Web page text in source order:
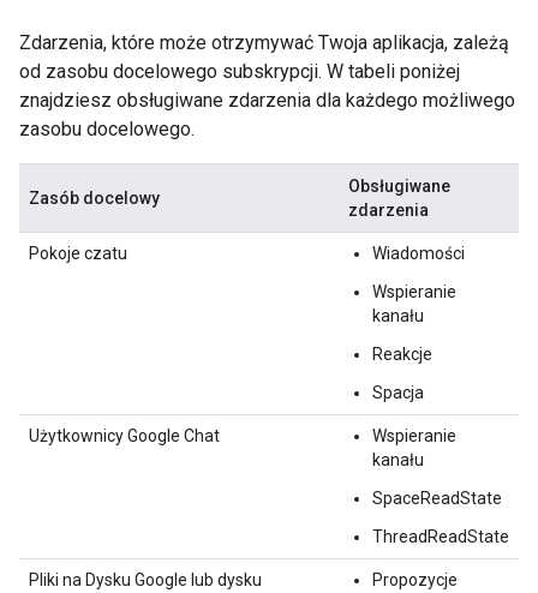
Zdarzenia, które może otrzymywać Twoja aplikacja, zależą
od zasobu docelowego subskrypcji. W tabeli poniżej
znajdziesz obsługiwane zdarzenia dla każdego możliwego
zasobu docelowego.
Zasób docelowy
Obsługiwane
zdarzenia
Pokoje czatu
Wiadomości
Wspieranie
kanału
Reakcje
Spacja
Użytkownicy Google Chat
Wspieranie
kanału
SpaceReadState
ThreadReadState
Pliki na Dysku Google lub dysku
Propozycje